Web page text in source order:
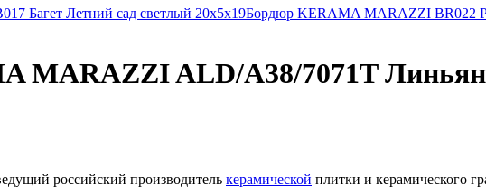
Багет Летний сад светлый 20х5х19Бордюр KERAMA MARAZZI BR022
MARAZZI ALD/A38/7071T
российский производитель керамической плитки и керамического